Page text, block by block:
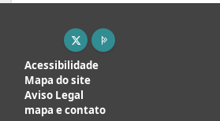
X ( New window)
Page pro ( New window)
Acessibilidade
Mapa do site
Aviso Legal
mapa e contato